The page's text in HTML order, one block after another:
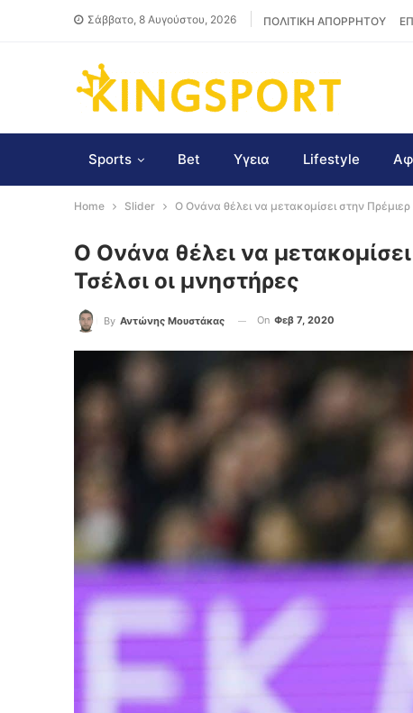
Σάββατο, 8 Αυγούστου, 2026 ΠΟΛΙΤΙΚΗ ΑΠΟΡΡΗΤΟΥ
Sports Bet Υγεια Lifestyle
Home Slider Ο Ονάνα θέλει να μετακομίσει στην
Ο Ονάνα θέλει να
Τσέλσι οι μνηστήρες
By Αντώνης Μουστάκας On Φεβ 7, 2020